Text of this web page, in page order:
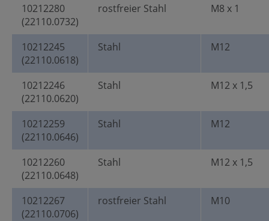
10212280
(22110.0732)
rostfreier Stahl M8 x 1
10212245
(22110.0618)
Stahl M12
10212246
(22110.0620)
Stahl M12 x 1,5
10212259
(22110.0646)
Stahl M12
10212260
(22110.0648)
Stahl M12 x 1,5
10212267
(22110.0706)
rostfreier Stahl M10